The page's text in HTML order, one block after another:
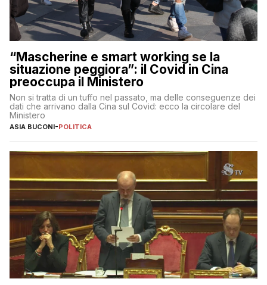
“Mascherine e smart working se la
situazione peggiora”: il Covid in Cina
preoccupa il Ministero
Non si tratta di un tuffo nel passato, ma delle conseguenze dei
dati che arrivano dalla Cina sul Covid: ecco la circolare del
Ministero
ASIA BUCONI-POLITICA